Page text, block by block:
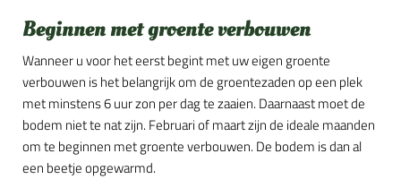
Beginnen met groente verbouwen
Wanneer u voor het eerst begint met uw eigen groente
verbouwen is het belangrijk om de groentezaden op een plek
met minstens 6 uur zon per dag te zaaien. Daarnaast moet de
bodem niet te nat zijn. Februari of maart zijn de ideale maanden
om te beginnen met groente verbouwen. De bodem is dan al
een beetje opgewarmd.